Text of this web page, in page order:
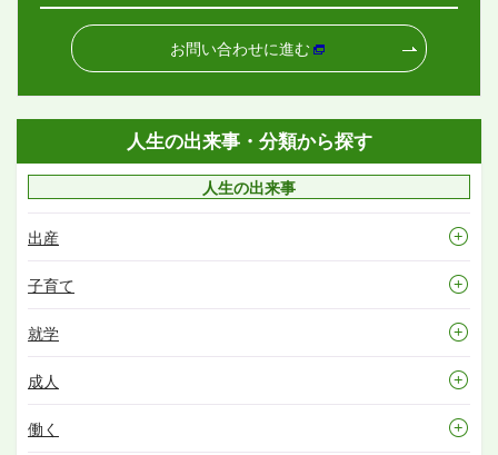
お問い合わせに進む
人生の出来事・分類から探す
人生の出来事
出産
子育て
就学
成人
働く